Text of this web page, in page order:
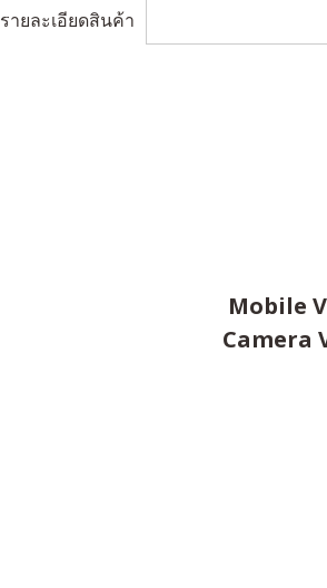
รายละเอียดสินค้า
Mobile
Camera